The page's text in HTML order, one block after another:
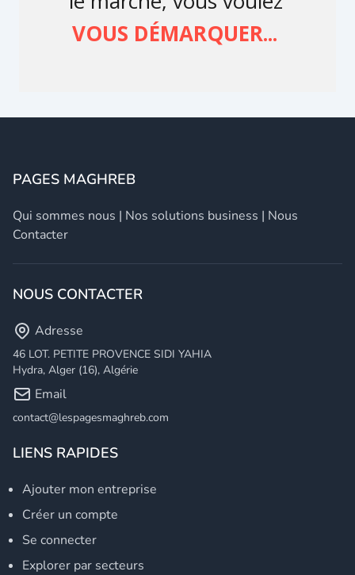
PAGES MAGHREB
Qui sommes nous | Nos solutions business | Nous
Contacter
NOUS CONTACTER
Adresse
46 LOT. PETITE PROVENCE SIDI YAHIA
Hydra, Alger (16), Algérie
Email
contact@lespagesmaghreb.com
LIENS RAPIDES
Ajouter mon entreprise
Créer un compte
Se connecter
Explorer par secteurs